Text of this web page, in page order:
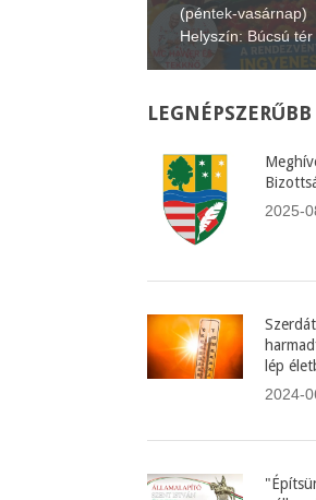
(péntek-vasárnap)
Helyszín: Búcsú tér
LEGNÉPSZERŰBB
2025-
lép
2024-